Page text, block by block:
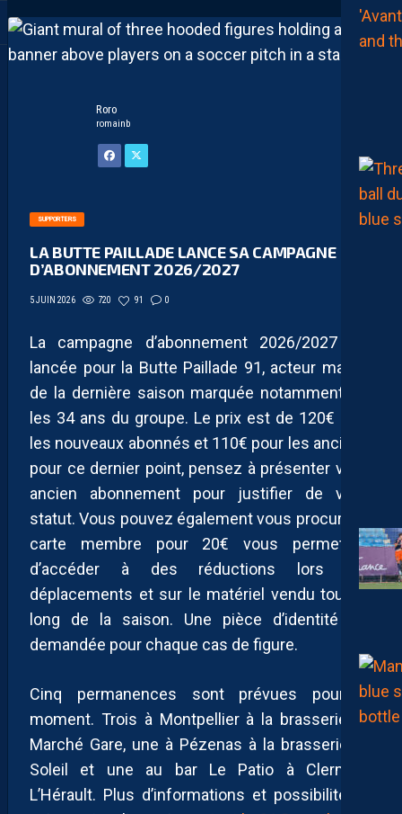
Roro
romainb
SUPPORTERS
LA BUTTE PAILLADE LANCE SA CAMPAGNE
D’ABONNEMENT 2026/2027
5 JUIN 2026 720 91 0
La campagne d’abonnement 2026/2027 est
lancée pour la Butte Paillade 91, acteur majeur
de la dernière saison marquée notamment par
les 34 ans du groupe. Le prix est de 120€ pour
les nouveaux abonnés et 110€ pour les anciens,
pour ce dernier point, pensez à présenter votre
ancien abonnement pour justifier de votre
statut. Vous pouvez également vous procurer la
carte membre pour 20€ vous permettant
d’accéder à des réductions lors des
déplacements et sur le matériel vendu tout au
long de la saison. Une pièce d’identité est
demandée pour chaque cas de figure.
Cinq permanences sont prévues pour le
moment. Trois à Montpellier à la brasserie du
Marché Gare, une à Pézenas à la brasserie du
Soleil et une au bar Le Patio à Clermont
L’Hérault. Plus d’informations et possibilité de